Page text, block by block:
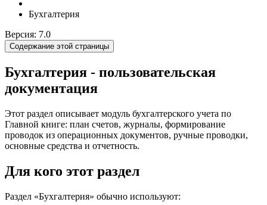
Бухгалтерия
Версия: 7.0
Содержание этой страницы
Бухгалтерия - пользовательская
документация
Этот раздел описывает модуль бухгалтерского учета по
Главной книге: план счетов, журналы, формирование
проводок из операционных документов, ручные проводки,
основные средства и отчетность.
Для кого этот раздел
Раздел «Бухгалтерия» обычно используют: